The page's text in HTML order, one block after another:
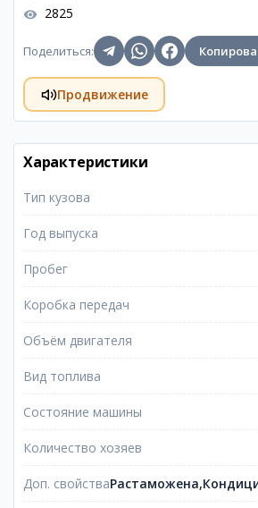
2825
Поделиться:
Продвижение
Характеристики
Тип кузова
Год выпуска
Пробег
Коробка передач
Объём двигателя
Вид топлива
Состояние машины
Количество хозяев
Доп. свойства